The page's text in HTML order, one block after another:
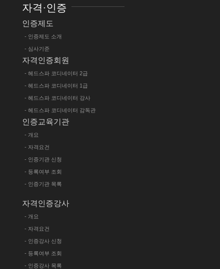
자격·인증
인증제도
- 인증제도 소개
- 심사기준
자격인증회원
- 헤드스파 코디네이터 2급
- 헤드스파 코디네이터 1급
- 헤드스파 코디네이터 강사
- 헤드스파 코디네이터 감독관
인증교육기관
- 개요
- 자격요건
- 인증기관 신청
- 등록여부 조회
- 인증기관 목록
자격인증강사
- 개요
- 자격요건
- 인증강사 신청
- 등록여부 조회
- 인증강사 목록